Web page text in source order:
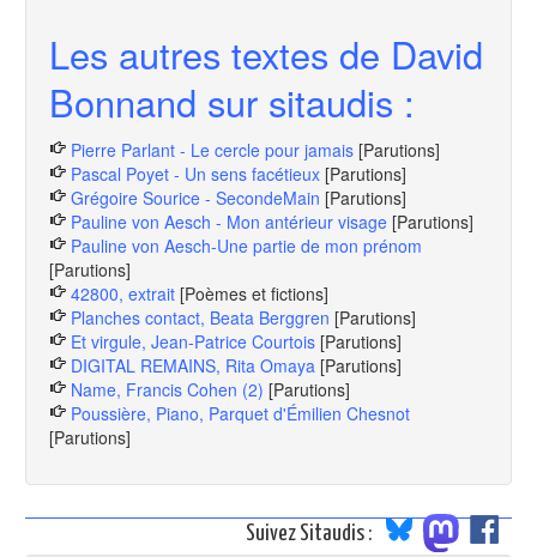
Les autres textes de David
Bonnand sur sitaudis :
Pierre Parlant - Le cercle pour jamais [Parutions]
Pascal Poyet - Un sens facétieux [Parutions]
Grégoire Sourice - SecondeMain [Parutions]
Pauline von Aesch - Mon antérieur visage [Parutions]
Pauline von Aesch-Une partie de mon prénom
[Parutions]
42800, extrait [Poèmes et fictions]
Planches contact, Beata Berggren [Parutions]
Et virgule, Jean-Patrice Courtois [Parutions]
DIGITAL REMAINS, Rita Omaya [Parutions]
Name, Francis Cohen (2) [Parutions]
Poussière, Piano, Parquet d'Émilien Chesnot
[Parutions]
Suivez Sitaudis :